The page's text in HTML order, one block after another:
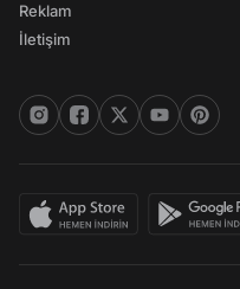
Reklam
İletişim